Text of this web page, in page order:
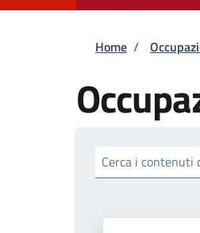
Home /
Cerca i contenuti